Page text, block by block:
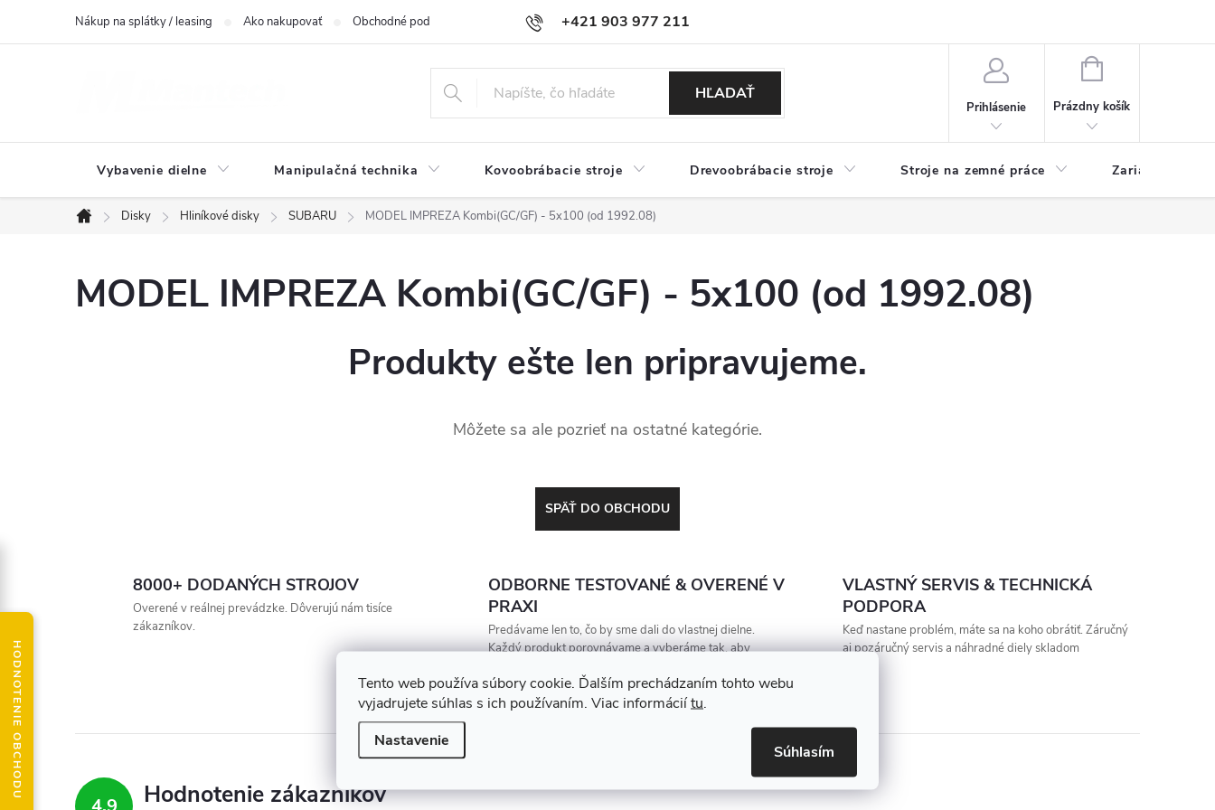
Tento web používa súbory cookie. Ďalším prechádzaním tohto webu
vyjadrujete súhlas s ich používaním. Viac informáciítu.
Nastavenie
Súhlasím
+421 903 977 211
Nákup na splátky / leasing Ako nakupovať Obchodné podmienky Podmienky ochrany osobných údajov
HĽADAŤ
Prihlásenie
NÁKUPNÝ
Prázdny košík
Vybavenie dielne Manipulačná technika Kovoobrábacie stroje Drevoobrábacie stroje Stroje na zemné práce Zariadenia na
Domov
Disky Hliníkové disky SUBARU MODEL IMPREZA Kombi(GC/GF) - 5x100 (od 1992.08)
MODEL IMPREZA Kombi(GC/GF) - 5x100 (od 1992.08)
Produkty ešte len pripravujeme.
Môžete sa ale pozrieť na ostatné kategórie.
SPÄŤ DO OBCHODU
8000+ DODANÝCH STROJOV
Overené v reálnej prevádzke. Dôverujú nám tisíce
zákazníkov.
ODBORNE TESTOVANÉ & OVERENÉ V
PRAXI
Predávame len to, čo by sme dali do vlastnej dielne.
Každý produkt porovnávame a vyberáme tak, aby
VLASTNÝ SERVIS & TECHNICKÁ
PODPORA
Keď nastane problém, máte sa na koho obrátiť. Záručný
aj pozáručný servis a náhradné diely skladom
Hodnotenie zákazníkov
HODNOTENIE OBCHODU